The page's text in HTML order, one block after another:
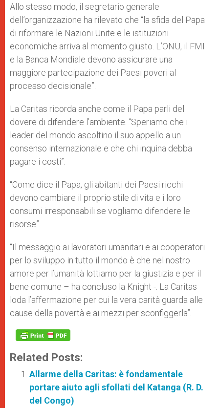
Allo stesso modo, il segretario generale
dell’organizzazione ha rilevato che “la sfida del Papa
di riformare le Nazioni Unite e le istituzioni
economiche arriva al momento giusto. L’ONU, il FMI
e la Banca Mondiale devono assicurare una
maggiore partecipazione dei Paesi poveri al
processo decisionale”.
La Caritas ricorda anche come il Papa parli del
dovere di difendere l’ambiente. “Speriamo che i
leader del mondo ascoltino il suo appello a un
consenso internazionale e che chi inquina debba
pagare i costi”.
“Come dice il Papa, gli abitanti dei Paesi ricchi
devono cambiare il proprio stile di vita e i loro
consumi irresponsabili se vogliamo difendere le
risorse”.
“Il messaggio ai lavoratori umanitari e ai cooperatori
per lo sviluppo in tutto il mondo è che nel nostro
amore per l’umanità lottiamo per la giustizia e per il
bene comune – ha concluso la Knight -. La Caritas
loda l’affermazione per cui la vera carità guarda alle
cause della povertà e ai mezzi per sconfiggerla”.
Related Posts:
Allarme della Caritas: è fondamentale
portare aiuto agli sfollati del Katanga (R. D.
del Congo)